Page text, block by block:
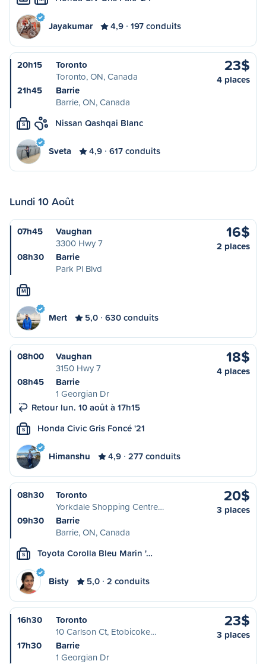
Jayakumar 4,9 197 conduits
20h15
Toronto
Toronto, ON, Canada
21h45
Barrie
Barrie, ON, Canada
23$
4 places
S Nissan Qashqai Blanc
Sveta 4,9 617 conduits
Lundi 10 Août
07h45
Vaughan
3300 Hwy 7
08h30
Barrie
Park Pl Blvd
16$
2 places
M
Mert 5,0 630 conduits
08h00
Vaughan
3150 Hwy 7
08h45
Barrie
1 Georgian Dr
Retour lun. 10 août à 17h15
18$
4 places
S Honda Civic Gris Foncé '21
Himanshu 4,9 277 conduits
08h30
Toronto
Yorkdale Shopping Centre…
09h30
Barrie
Barrie, ON, Canada
20$
3 places
S Toyota Corolla Bleu Marin '…
Bisty 5,0 2 conduits
16h30
Toronto
10 Carlson Ct, Etobicoke…
17h30
Barrie
1 Georgian Dr
23$
3 places